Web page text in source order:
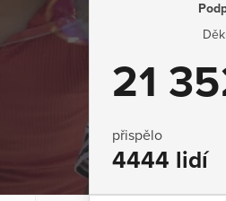
21
přispělo
4444 lidí